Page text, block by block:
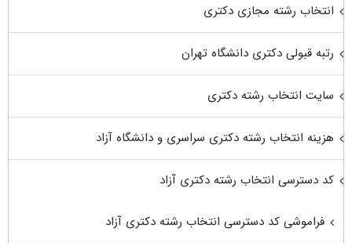
انتخاب رشته مجازی دکتری
رتبه قبولی دکتری دانشگاه تهران
سایت انتخاب رشته دکتری
هزینه انتخاب رشته دکتری سراسری و دانشگاه آزاد
کد دسترسی انتخاب رشته دکتری آزاد
فراموشی کد دسترسی انتخاب رشته دکتری آزاد